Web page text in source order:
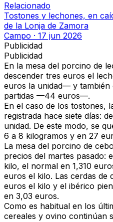
Relacionado
Tostones y lechones, en
de la Lonja de Zamora
Campo · 17 jun 2026
Publicidad
Publicidad
En la mesa del porcino de
descender tres euros el
euros la unidad— y también
partidas —44 euros—.
En el caso de los tostones,
registrada hace siete días:
unidad. De este modo, se
6 a 8 kilogramos y en 27
La mesa del porcino de
precios del martes pasado:
kilo, el normal en 1,310
euros el kilo. Las cerdas de
euros el kilo y el ibérico
en 3,03 euros.
Como es habitual en los
cereales y ovino continúan